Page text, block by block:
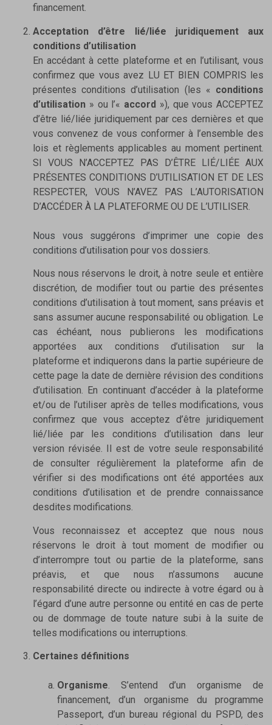
financement.
Acceptation d’être lié/liée juridiquement aux
conditions d’utilisation
En accédant à cette plateforme et en l’utilisant, vous
confirmez que vous avez LU ET BIEN COMPRIS les
présentes conditions d’utilisation (les « conditions
d’utilisation » ou l’« accord »), que vous ACCEPTEZ
d’être lié/liée juridiquement par ces dernières et que
vous convenez de vous conformer à l’ensemble des
lois et règlements applicables au moment pertinent.
SI VOUS N’ACCEPTEZ PAS D’ÊTRE LIÉ/LIÉE AUX
PRÉSENTES CONDITIONS D’UTILISATION ET DE LES
RESPECTER, VOUS N’AVEZ PAS L’AUTORISATION
D’ACCÉDER À LA PLATEFORME OU DE L’UTILISER.
Nous vous suggérons d’imprimer une copie des
conditions d’utilisation pour vos dossiers.
Nous nous réservons le droit, à notre seule et entière
discrétion, de modifier tout ou partie des présentes
conditions d’utilisation à tout moment, sans préavis et
sans assumer aucune responsabilité ou obligation. Le
cas échéant, nous publierons les modifications
apportées aux conditions d’utilisation sur la
plateforme et indiquerons dans la partie supérieure de
cette page la date de dernière révision des conditions
d’utilisation. En continuant d’accéder à la plateforme
et/ou de l’utiliser après de telles modifications, vous
confirmez que vous acceptez d’être juridiquement
lié/liée par les conditions d’utilisation dans leur
version révisée. Il est de votre seule responsabilité
de consulter régulièrement la plateforme afin de
vérifier si des modifications ont été apportées aux
conditions d’utilisation et de prendre connaissance
desdites modifications.
Vous reconnaissez et acceptez que nous nous
réservons le droit à tout moment de modifier ou
d’interrompre tout ou partie de la plateforme, sans
préavis, et que nous n’assumons aucune
responsabilité directe ou indirecte à votre égard ou à
l’égard d’une autre personne ou entité en cas de perte
ou de dommage de toute nature subi à la suite de
telles modifications ou interruptions.
Certaines définitions
Organisme. S’entend d’un organisme de
financement, d’un organisme du programme
Passeport, d’un bureau régional du PSPD, des